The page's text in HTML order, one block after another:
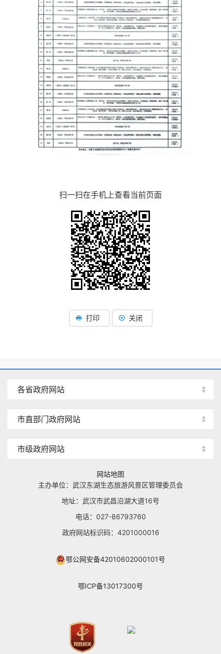
扫一扫在手机上查看当前页面
打印 关闭
各省政府网站
市直部门政府网站
市级政府网站
网站地图
主办单位：武汉东湖生态旅游风景区管理委员会
地址：武汉市武昌沿湖大道16号
电话：027-86793760
政府网站标识码：4201000016
鄂公网安备42010602000101号
鄂ICP备13017300号